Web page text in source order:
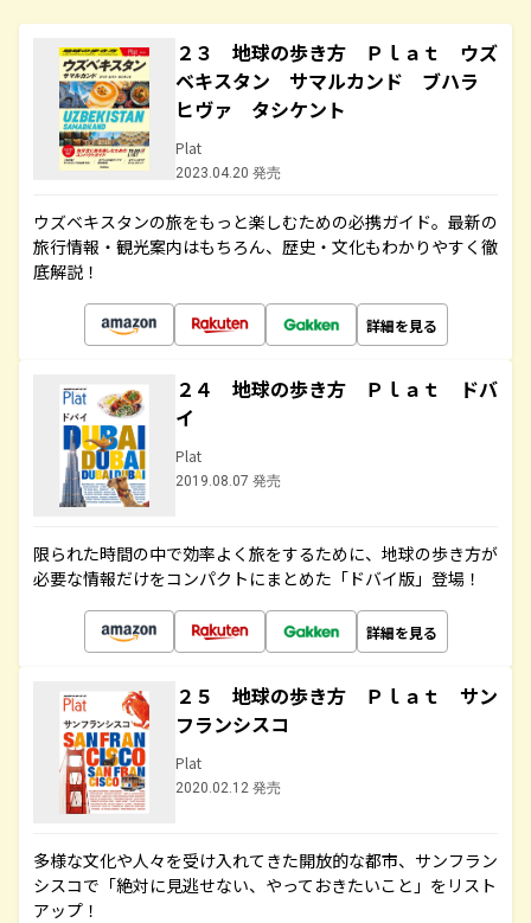
２３ 地球の歩き方 Ｐｌａｔ ウズ
ベキスタン サマルカンド ブハラ
ヒヴァ タシケント
Plat
2023.04.20 発売
ウズベキスタンの旅をもっと楽しむための必携ガイド。最新の
旅行情報・観光案内はもちろん、歴史・文化もわかりやすく徹
底解説！
詳細を見る
２４ 地球の歩き方 Ｐｌａｔ ドバ
イ
Plat
2019.08.07 発売
限られた時間の中で効率よく旅をするために、地球の歩き方が
必要な情報だけをコンパクトにまとめた「ドバイ版」登場！
詳細を見る
２５ 地球の歩き方 Ｐｌａｔ サン
フランシスコ
Plat
2020.02.12 発売
多様な文化や人々を受け入れてきた開放的な都市、サンフラン
シスコで「絶対に見逃せない、やっておきたいこと」をリスト
アップ！